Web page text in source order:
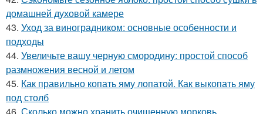
домашней духовой камере
43. Уход за виноградником: основные особенности и
подходы
44. Увеличьте вашу черную смородину: простой способ
размножения весной и летом
45. Как правильно копать яму лопатой. Как выкопать яму
под столб